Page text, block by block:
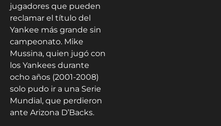
jugadores que pueden
reclamar el título del
Yankee más grande sin
campeonato. Mike
Mussina, quien jugó con
los Yankees durante
ocho años (2001-2008)
solo pudo ir a una Serie
Mundial, que perdieron
ante Arizona D’Backs.